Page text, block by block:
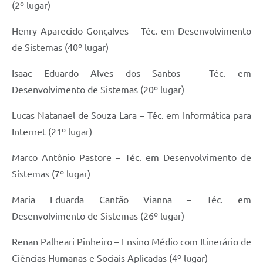
(2º lugar)
Henry Aparecido Gonçalves – Téc. em Desenvolvimento
de Sistemas (40º lugar)
Isaac Eduardo Alves dos Santos – Téc. em
Desenvolvimento de Sistemas (20º lugar)
Lucas Natanael de Souza Lara – Téc. em Informática para
Internet (21º lugar)
Marco Antônio Pastore – Téc. em Desenvolvimento de
Sistemas (7º lugar)
Maria Eduarda Cantão Vianna – Téc. em
Desenvolvimento de Sistemas (26º lugar)
Renan Palheari Pinheiro – Ensino Médio com Itinerário de
Ciências Humanas e Sociais Aplicadas (4º lugar)